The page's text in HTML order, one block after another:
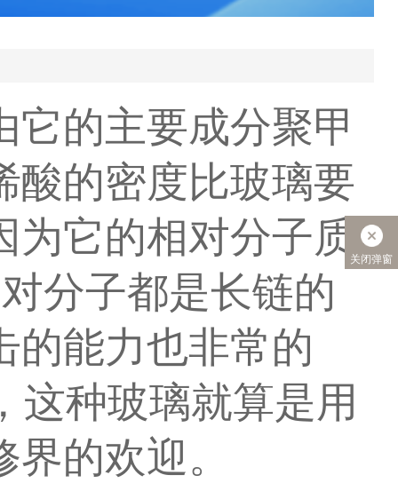
的主要成分聚甲
酸的密度比玻璃要
它的相对分子质
分子都是长链的
的能力也非常的
种玻璃就算是用
的欢迎。
关闭弹窗